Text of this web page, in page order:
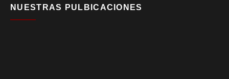
NUESTRAS PULBICACIONES